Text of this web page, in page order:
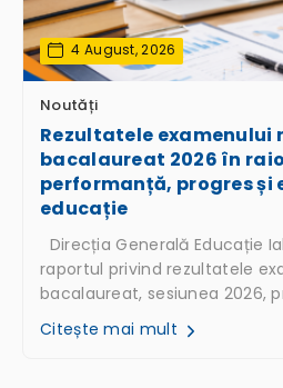
4 August, 2026
Noutăți
Rezultatele examenului
bacalaureat 2026 în
performanță, progres și
educație
Direcția Generală Educație
raportul privind rezultatele
bacalaureat, sesiunea 2026,
Citește mai mult